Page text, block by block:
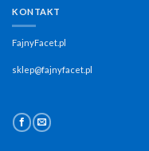
KONTAKT
FajnyFacet.pl
sklep@fajnyfacet.pl